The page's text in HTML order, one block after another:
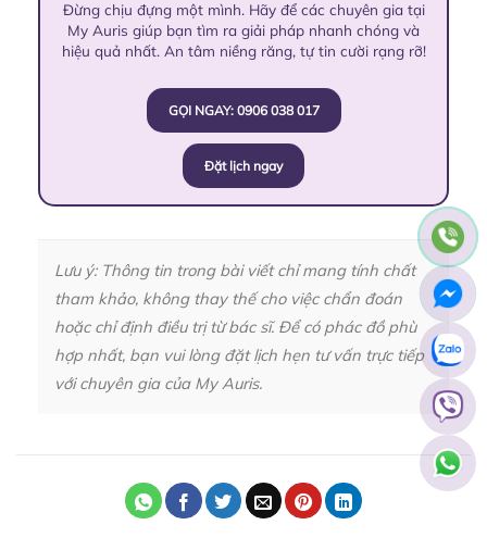
Đừng chịu đựng một mình. Hãy để các chuyên gia tại
My Auris giúp bạn tìm ra giải pháp nhanh chóng và
hiệu quả nhất. An tâm niềng răng, tự tin cười rạng rỡ!
GỌI NGAY: 0906 038 017
Đặt lịch ngay
Lưu ý: Thông tin trong bài viết chỉ mang tính chất
tham khảo, không thay thế cho việc chẩn đoán
hoặc chỉ định điều trị từ bác sĩ. Để có phác đồ phù
hợp nhất, bạn vui lòng đặt lịch hẹn tư vấn trực tiếp
với chuyên gia của My Auris.